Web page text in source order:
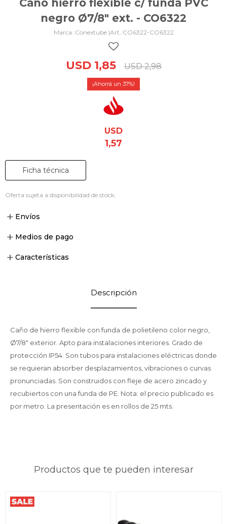
Caño hierro flexible c/ funda PVC
negro Ø7/8" ext. - CO6322
Conextube | CO6322-CO6322
USD 1,85 USD 2,98
37
USD
1,57
Ficha técnica
Oferta sujeta a disponibilidad de stock.
Envíos
Medios de pago
Características
Descripción
Caño de hierro flexible con funda de polietileno color negro,
Ø7/8" exterior. Apto para instalaciones interiores. Grado de
protección IP54. Son tubos para instalaciones eléctricas donde
se requieran absorber desplazamientos, vibraciones o curvas
pronunciadas. Son construidos con fleje de acero zincado y
recubiertos con una funda de PE. Nota: el precio publicado es
por metro. La presentación es en rollos de 25 mts.
Productos que te pueden interesar